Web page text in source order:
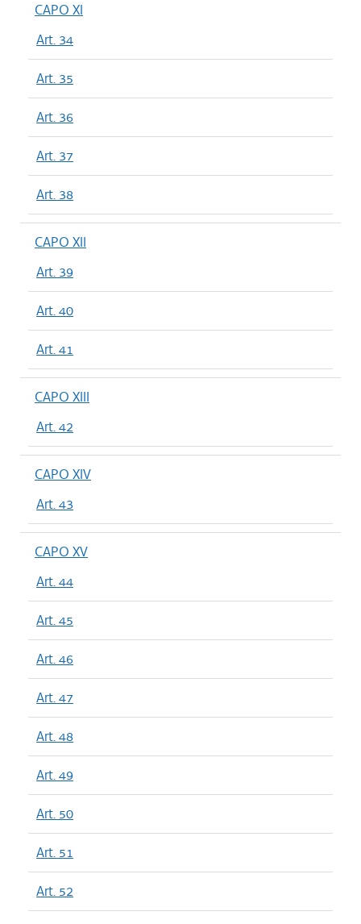
CAPO XI
Art. 34
Art. 35
Art. 36
Art. 37
Art. 38
CAPO XII
Art. 39
Art. 40
Art. 41
CAPO XIII
Art. 42
CAPO XIV
Art. 43
CAPO XV
Art. 44
Art. 45
Art. 46
Art. 47
Art. 48
Art. 49
Art. 50
Art. 51
Art. 52